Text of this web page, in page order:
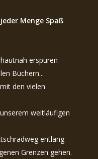
Menge Spaß
erspüren
Büchern...
den vielen
weitläufigen
entlang
Grenzen gehen.